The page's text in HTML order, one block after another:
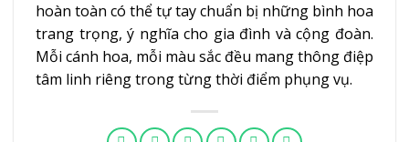
hoàn toàn có thể tự tay chuẩn bị những bình hoa
trang trọng, ý nghĩa cho gia đình và cộng đoàn.
Mỗi cánh hoa, mỗi màu sắc đều mang thông điệp
tâm linh riêng trong từng thời điểm phụng vụ.